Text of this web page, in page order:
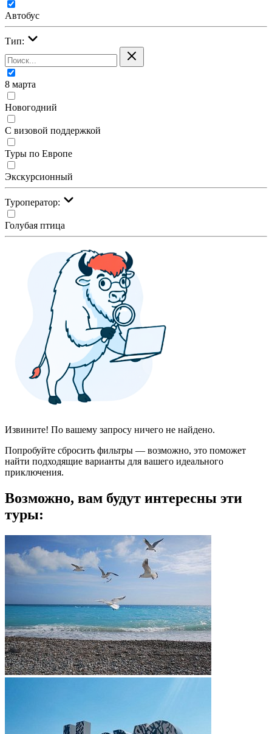
Автобус
Тип:
8 марта
Новогодний
С визовой поддержкой
Туры по Европе
Экскурсионный
Туроператор:
Голубая птица
Извините! По вашему запросу ничего не найдено.
Попробуйте сбросить фильтры — возможно, это поможет
найти подходящие варианты для вашего идеального
приключения.
Возможно, вам будут интересны эти
туры: